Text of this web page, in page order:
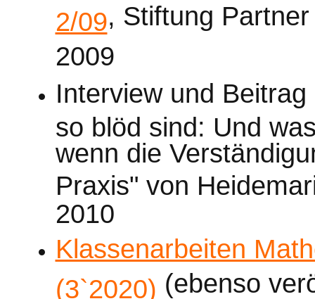
2/09, Stiftung
Interview und
so blöd sind: Und
wenn die
Praxis" von
2010
Klassenarbeiten
(3`2020) (ebenso